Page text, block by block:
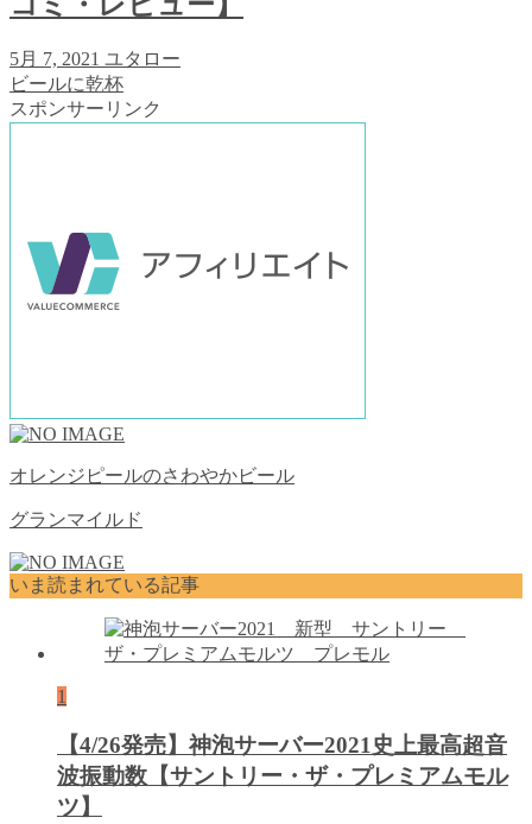
5月 7, 2021 ユタロー
ビールに乾杯
スポンサーリンク
オレンジピールのさわやかビール
グランマイルド
いま読まれている記事
1
【4/26発売】神泡サーバー2021史上最高超音
波振動数【サントリー・ザ・プレミアムモル
ツ】